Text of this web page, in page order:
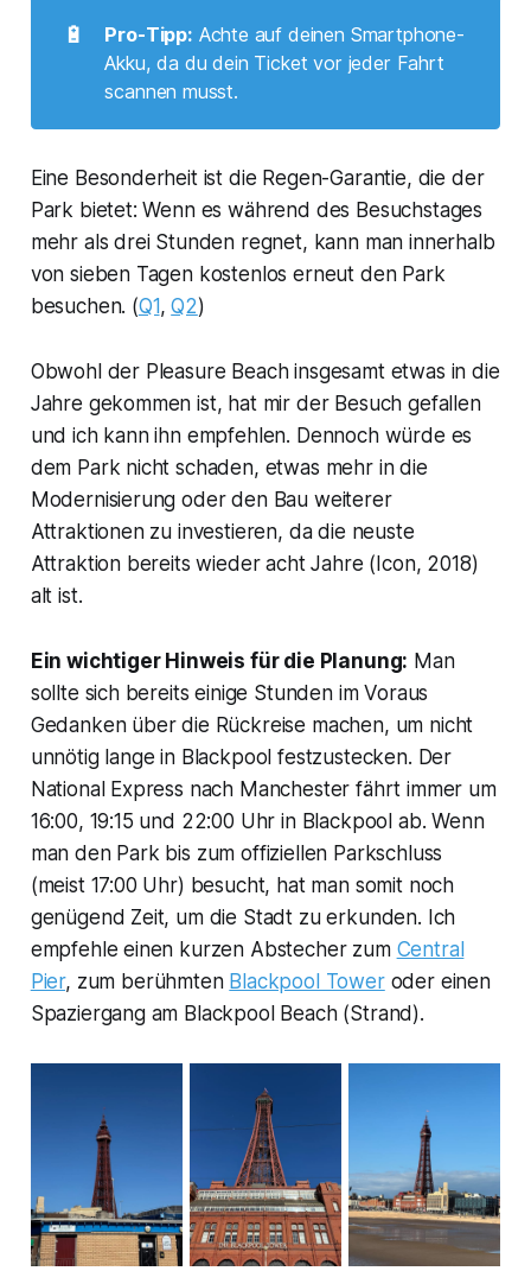
🔋 Pro-Tipp: Achte auf deinen Smartphone-
Akku, da du dein Ticket vor jeder Fahrt
scannen musst.
Eine Besonderheit ist die Regen-Garantie, die der
Park bietet: Wenn es während des Besuchstages
mehr als drei Stunden regnet, kann man innerhalb
von sieben Tagen kostenlos erneut den Park
besuchen. (Q1,Q2)
Obwohl der Pleasure Beach insgesamt etwas in die
Jahre gekommen ist, hat mir der Besuch gefallen
und ich kann ihn empfehlen. Dennoch würde es
dem Park nicht schaden, etwas mehr in die
Modernisierung oder den Bau weiterer
Attraktionen zu investieren, da die neuste
Attraktion bereits wieder acht Jahre (Icon, 2018)
alt ist.
Ein wichtiger Hinweis für die Planung: Man
sollte sich bereits einige Stunden im Voraus
Gedanken über die Rückreise machen, um nicht
unnötig lange in Blackpool festzustecken. Der
National Express nach Manchester fährt immer um
16:00, 19:15 und 22:00 Uhr in Blackpool ab. Wenn
man den Park bis zum offiziellen Parkschluss
(meist 17:00 Uhr) besucht, hat man somit noch
genügend Zeit, um die Stadt zu erkunden. Ich
empfehle einen kurzen Abstecher zum Central
Pier, zum berühmten Blackpool Toweroder einen
Spaziergang am Blackpool Beach (Strand).